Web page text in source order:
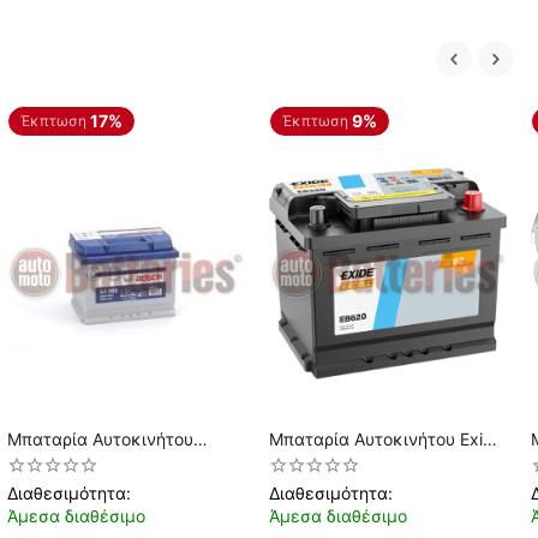
Έκπτωση 17%
Μπαταρία Αυτοκινήτου
Bosch S4005 12V 60AH-
540EN A-Εκκίνησης
Διαθεσιμότητα:
Άμεσα διαθέσιμο
Έκπτωση 9%
Μπαταρία Αυτοκινήτου Exide
Excell EB620 12V 62AH
540EN A-Εκκίνησης
Διαθεσιμότητα:
Άμεσα διαθέσιμο